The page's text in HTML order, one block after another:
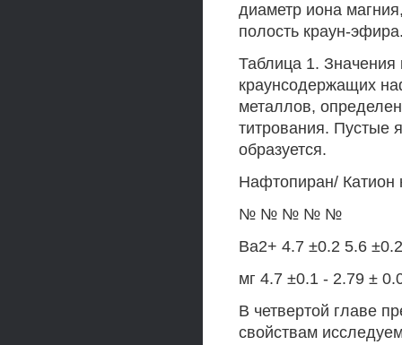
диаметр иона
полость краун-
Таблица 1. Значения
краунсодержащих
металлов,
титрования. Пустые
образуется.
Нафтопиран/
№ № № № №
Ва2+ 4.7 ±0.2 5.6
мг 4.7 ±0.1 - 2.79 ±
В четвертой главе
свойствам